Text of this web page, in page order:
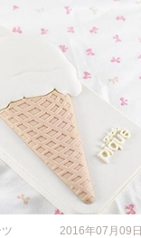
2016年07月09日